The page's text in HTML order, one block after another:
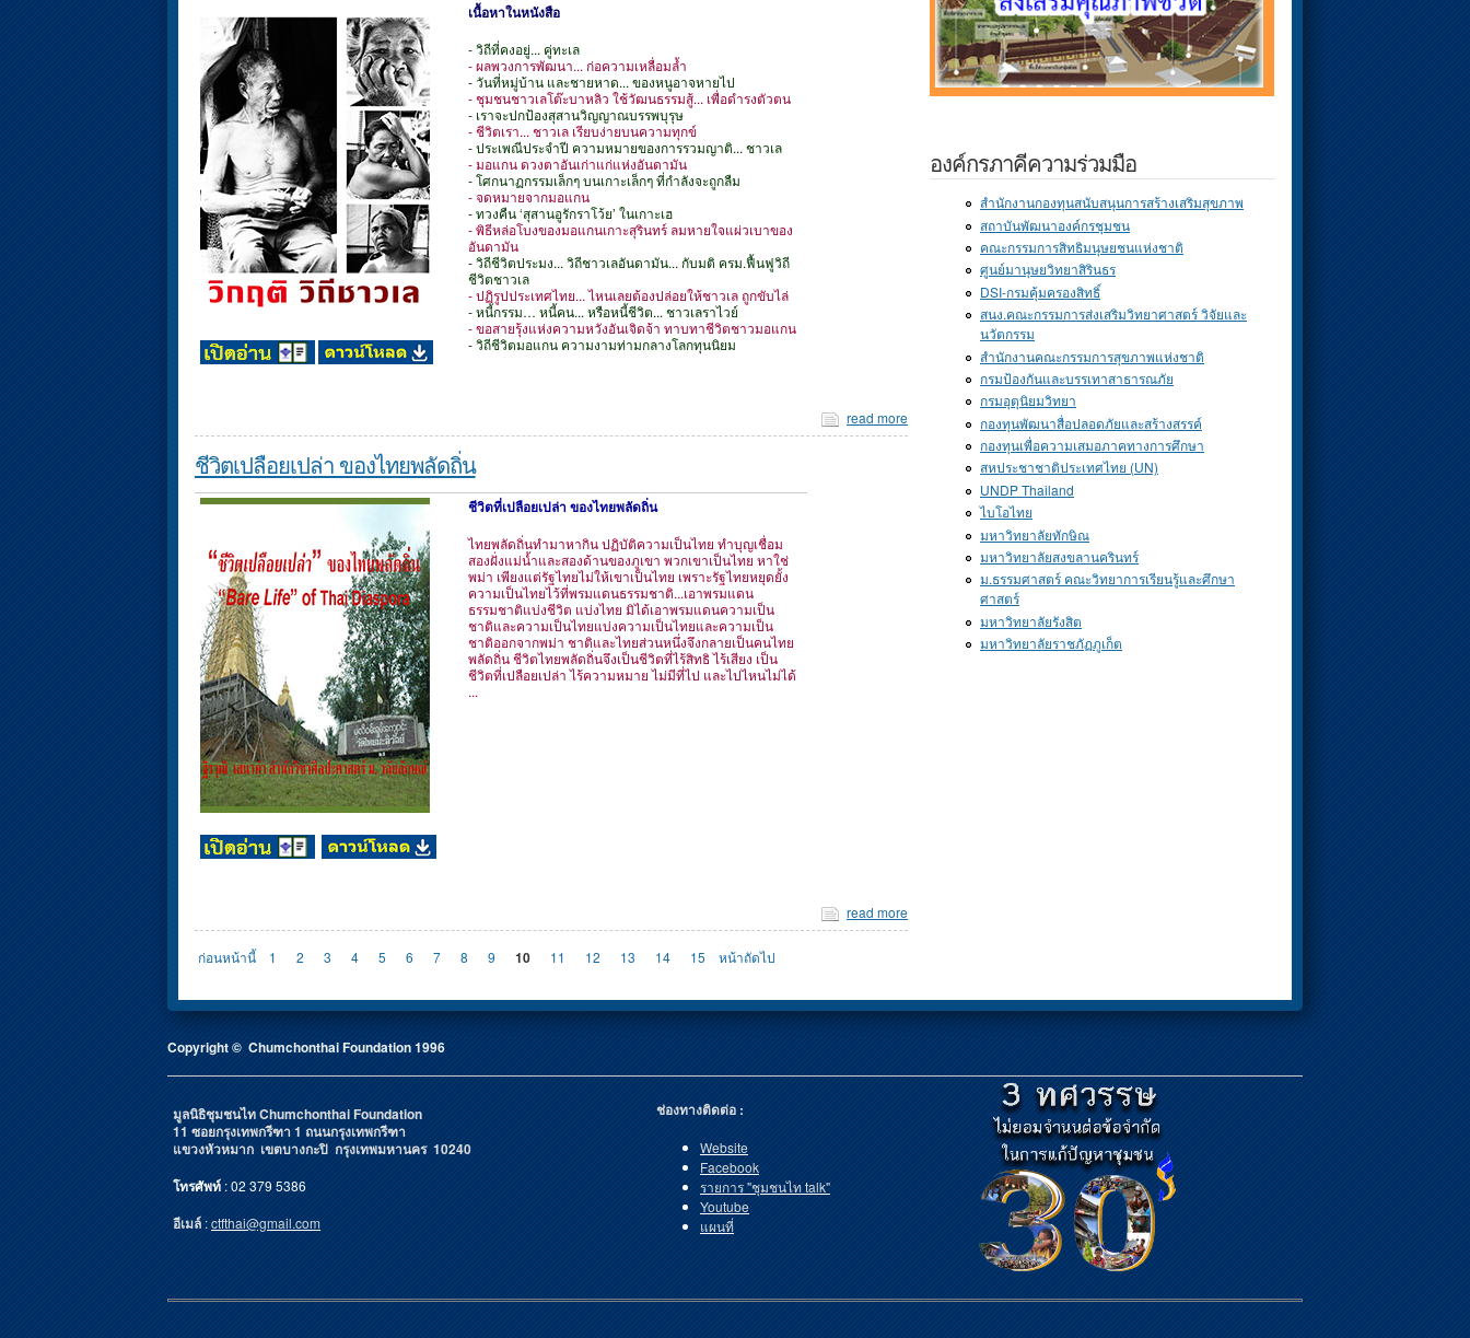
เนื้อหาในหนังสือ
- วิถีที่คงอยู่... คู่ทะเล
- ผลพวงการพัฒนา... ก่อความเหลื่อมล้ำ
- วันที่หมู่บ้าน และชายหาด... ของหนูอาจหายไป
- ชุมชนชาวเลโต๊ะบาหลิว ใช้วัฒนธรรมสู้... เพื่อดำรงตัวตน
- เราจะปกป้องสุสานวิญญาณบรรพบุรุษ
- ชีวิตเรา... ชาวเล เรียบง่ายบนความทุกข์
- ประเพณีประจำปี ความหมายของการรวมญาติ... ชาวเล
- มอแกน ดวงตาอันเก่าแก่แห่งอันดามัน
- โศกนาฏกรรมเล็กๆ บนเกาะเล็กๆ ที่กำลังจะถูกลืม
- จดหมายจากมอแกน
- ทวงคืน ‘สุสานอูรักราโว้ย’ ในเกาะเฮ
- พิธีหล่อโบงของมอแกนเกาะสุรินทร์ ลมหายใจแผ่วเบาของ
อันดามัน
- วิถีชีวิตประมง... วิถีชาวเลอันดามัน... กับมติ ครม.ฟื้นฟูวิถี
ชีวิตชาวเล
- ปฏิรูปประเทศไทย... ไหนเลยต้องปล่อยให้ชาวเล ถูกขับไล่
- หนี้กรรม… หนี้คน... หรือหนี้ชีวิต... ชาวเลราไวย์
- ขอสายรุ้งแห่งความหวังอันเจิดจ้า ทาบทาชีวิตชาวมอแกน
- วิถีชีวิตมอแกน ความงามท่ามกลางโลกทุนนิยม
read more
ชีวิตเปลือยเปล่า ของไทยพลัดถิ่น
ชีวิตที่เปลือยเปล่า ของไทยพลัดถิ่น
ไทยพลัดถิ่นทำมาหากิน ปฏิบัติความเป็นไทย ทำบุญเชื่อม
สองฝั่งแม่น้ำและสองด้านของภูเขา พวกเขาเป็นไทย หาใช่
พม่า เพียงแต่รัฐไทยไม่ให้เขาเป็นไทย เพราะรัฐไทยหยุดยั้ง
ความเป็นไทยไว้ที่พรมแดนธรรมชาติ...เอาพรมแดน
ธรรมชาติแบ่งชีวิต แบ่งไทย มิได้เอาพรมแดนความเป็น
ชาติและความเป็นไทยแบ่งความเป็นไทยและความเป็น
ชาติออกจากพม่า ชาติและไทยส่วนหนึ่งจึงกลายเป็นคนไทย
พลัดถิ่น ชีวิตไทยพลัดถิ่นจึงเป็นชีวิตที่ไร้สิทธิ ไร้เสียง เป็น
ชีวิตที่เปลือยเปล่า ไร้ความหมาย ไม่มีที่ไป และไปไหนไม่ได้
...
read more
Pages
ก่อนหน้านี้ 1 2 3 4 5 6 7 8 9 10 11 12 13 14 15 หน้าถัดไป
องค์กรภาคีความร่วมมือ
สำนักงานกองทุนสนับสนุนการสร้างเสริมสุขภาพ
สถาบันพัฒนาองค์กรชุมชน
คณะกรรมการสิทธิมนุษยชนแห่งชาติ
ศูนย์มานุษยวิทยาสิรินธร
DSI-กรมคุ้มครองสิทธิ์
สนง.คณะกรรมการส่งเสริมวิทยาศาสตร์ วิจัยและ
นวัตกรรม
สำนักงานคณะกรรมการสุขภาพแห่งชาติ
กรมป้องกันและบรรเทาสาธารณภัย
กรมอุตุนิยมวิทยา
กองทุนพัฒนาสื่อปลอดภัยและสร้างสรรค์
กองทุนเพื่อความเสมอภาคทางการศึกษา
สหประชาชาติประเทศไทย (UN)
UNDP Thailand
ไบโอไทย
มหาวิทยาลัยทักษิณ
มหาวิทยาลัยสงขลานครินทร์
ม.ธรรมศาสตร์ คณะวิทยาการเรียนรู้และศึกษา
ศาสตร์
มหาวิทยาลัยรังสิต
มหาวิทยาลัยราชภัฏภูเก็ต
Copyright © Chumchonthai Foundation 1996
มูลนิธิชุมชนไท Chumchonthai Foundation
11 ซอยกรุงเทพกรีฑา 1 ถนนกรุงเทพกรีฑา
แขวงหัวหมาก เขตบางกะปิ กรุงเทพมหานคร 10240
โทรศัพท์ : 02 379 5386
อีเมล์ :ctfthai@gmail.com
ช่องทางติดต่อ :
Website
Facebook
รายการ "ชุมชนไท talk"
Youtube
แผนที่